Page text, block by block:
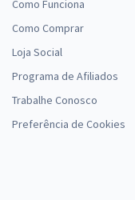
Como Funciona
Como Comprar
Loja Social
Programa de Afiliados
Trabalhe Conosco
Preferência de Cookies